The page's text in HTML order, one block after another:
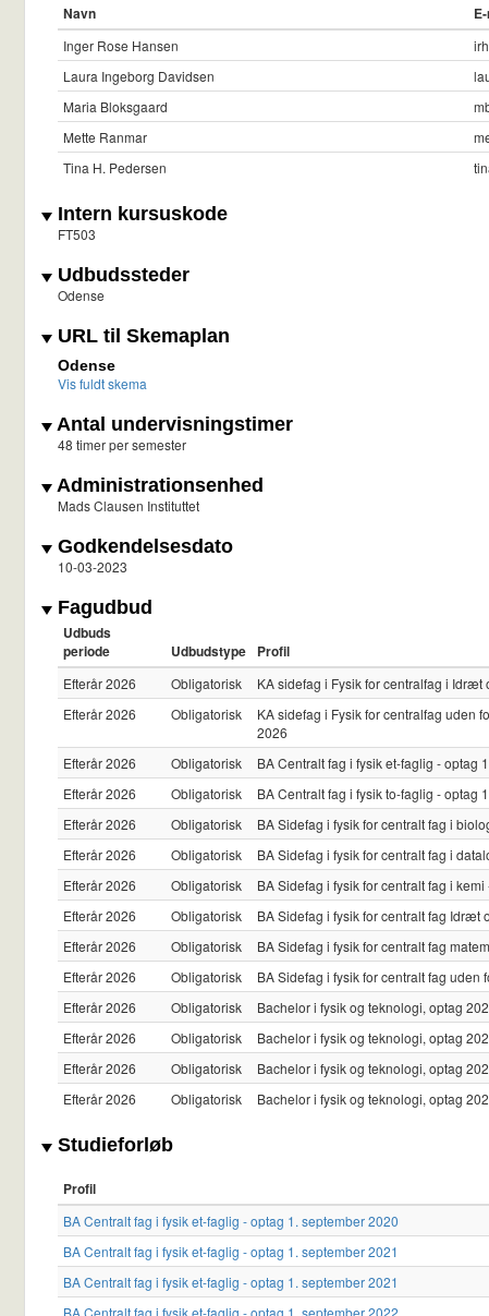
Navn
Inger Rose Hansen
Laura Ingeborg Davidsen
Maria Bloksgaard
Mette Ranmar
Tina H. Pedersen
Intern kursuskode
FT503
Udbudssteder
Odense
URL til Skemaplan
Odense
Vis fuldt skema
Antal undervisningstimer
48 timer per semester
Administrationsenhed
Mads Clausen Instituttet
Godkendelsesdato
10-03-2023
Fagudbud
Udbuds
periode
Udbudstype Profil
Efterår 2026 Obligatorisk KA sidefag i Fysik for centralfag i
Efterår 2026
Obligatorisk
KA sidefag i Fysik for centralfag uden
2026
Efterår 2026 Obligatorisk BA Centralt fag i fysik et-faglig - optag
Efterår 2026
Obligatorisk BA Centralt fag i fysik to-faglig - optag
Efterår 2026
Obligatorisk BA Sidefag i fysik for centralt fag i
Efterår 2026
Obligatorisk BA Sidefag i fysik for centralt fag i
Efterår 2026
Obligatorisk BA Sidefag i fysik for centralt fag i
Efterår 2026
Obligatorisk BA Sidefag i fysik for centralt fag Idræt
Efterår 2026
Obligatorisk BA Sidefag i fysik for centralt fag
Efterår 2026
Obligatorisk BA Sidefag i fysik for centralt fag
Efterår 2026
Obligatorisk Bachelor i fysik og teknologi, optag
Efterår 2026
Obligatorisk Bachelor i fysik og teknologi, optag
Efterår 2026
Obligatorisk Bachelor i fysik og teknologi, optag
Efterår 2026
Obligatorisk Bachelor i fysik og teknologi, optag
Studieforløb
Profil
BA Centralt fag i fysik et-faglig - optag 1. september 2020
BA Centralt fag i fysik et-faglig - optag 1. september 2021
BA Centralt fag i fysik et-faglig - optag 1. september 2021